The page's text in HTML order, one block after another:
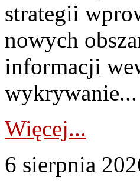
strategii
nowych
informacji
wykrywanie...
Więcej...
6 sierpnia